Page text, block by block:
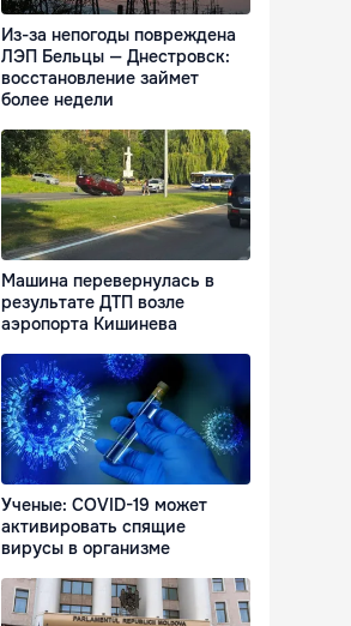
Из-за непогоды повреждена
ЛЭП Бельцы — Днестровск:
восстановление займет
более недели
Машина перевернулась в
результате ДТП возле
аэропорта Кишинева
Ученые: COVID-19 может
активировать спящие
вирусы в организме